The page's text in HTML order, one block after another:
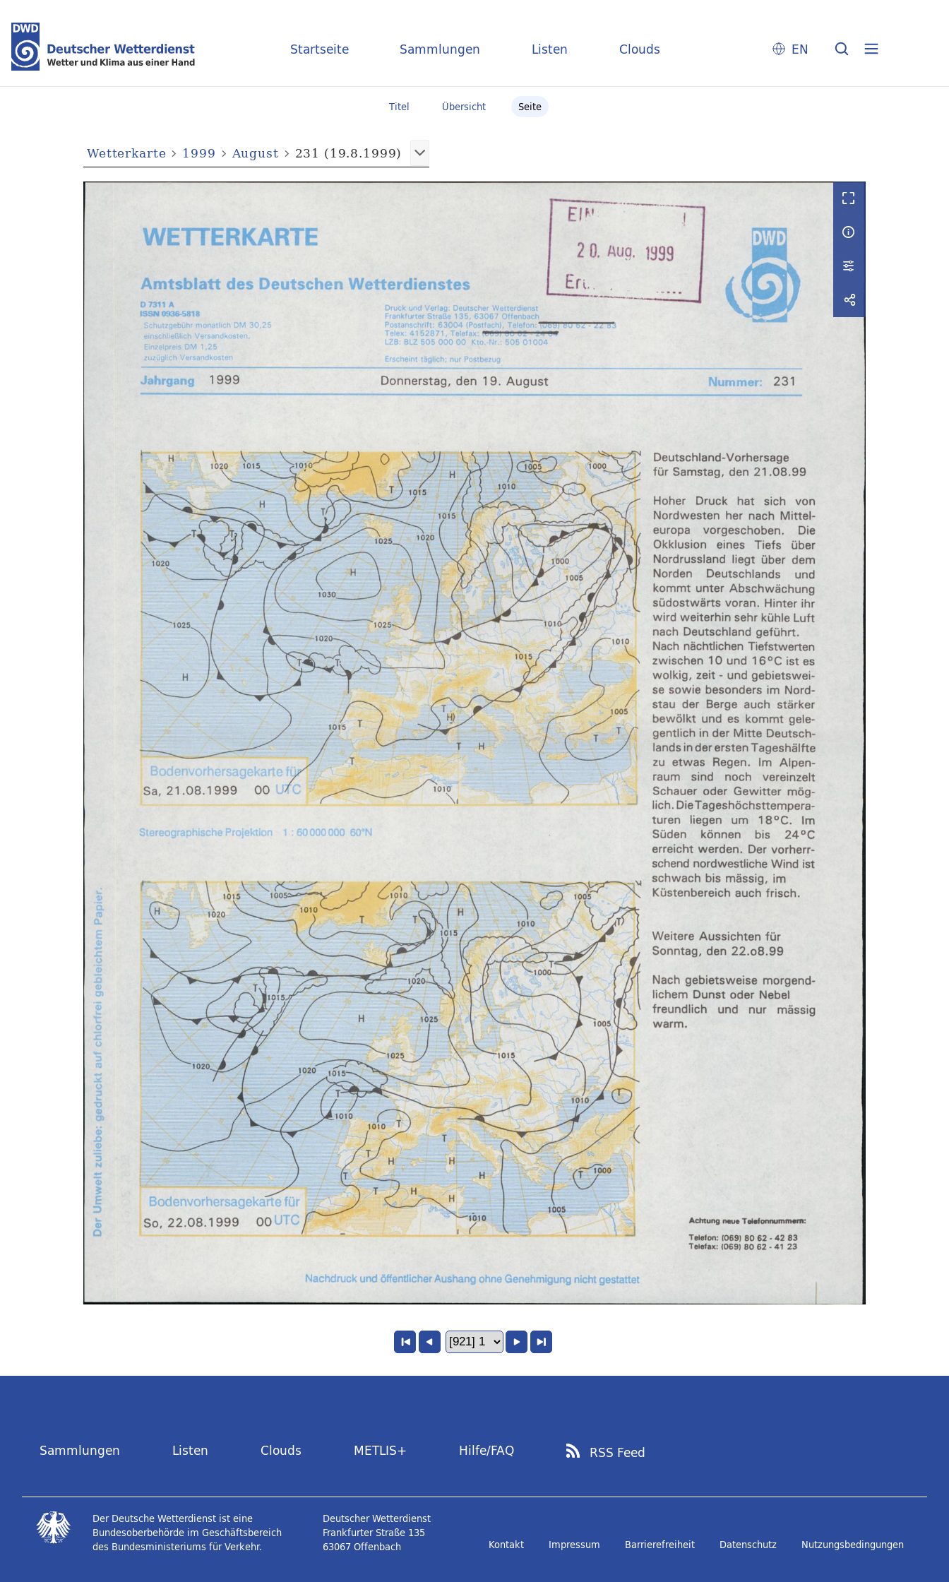
Startseite Sammlungen Listen Clouds EN
Titel Übersicht Seite
Wetterkarte 1999 August 231 (19.8.1999)
Sammlungen Listen Clouds METLIS+ Hilfe/FAQ RSS Feed
Der Deutsche Wetterdienst ist eine
Bundesoberbehörde im Geschäftsbereich
des Bundesministeriums für Verkehr.
Deutscher Wetterdienst
Frankfurter Straße 135
63067 Offenbach
Kontakt Impressum Barrierefreiheit Datenschutz Nutzungsbedingungen